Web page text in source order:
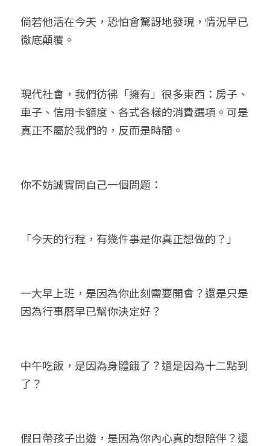
倘若他活在今天，恐怕會驚訝地發現，情況早已
徹底顛覆。
現代社會，我們彷彿「擁有」很多東西：房子、
車子、信用卡額度、各式各樣的消費選項。可是
真正不屬於我們的，反而是時間。
你不妨誠實問自己一個問題：
「今天的行程，有幾件事是你真正想做的？」
一大早上班，是因為你此刻需要開會？還是只是
因為行事曆早已幫你決定好？
中午吃飯，是因為身體餓了？還是因為十二點到
了？
假日帶孩子出遊，是因為你內心真的想陪伴？還